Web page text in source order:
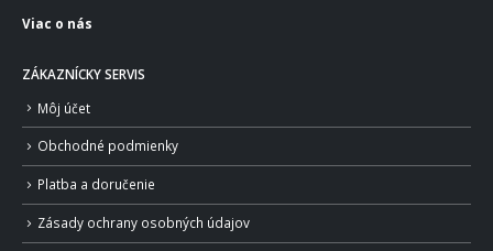
Viac o nás
ZÁKAZNÍCKY SERVIS
Môj účet
Obchodné podmienky
Platba a doručenie
Zásady ochrany osobných údajov